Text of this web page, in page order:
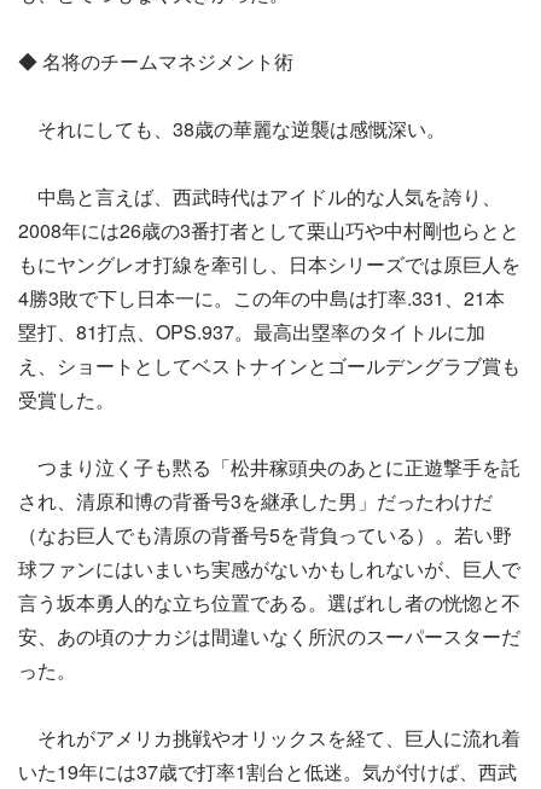
◆ 名将のチームマネジメント術
それにしても、38歳の華麗な逆襲は感慨深い。
中島と言えば、西武時代はアイドル的な人気を誇り、
2008年には26歳の3番打者として栗山巧や中村剛也らとと
もにヤングレオ打線を牽引し、日本シリーズでは原巨人を
4勝3敗で下し日本一に。この年の中島は打率.331、21本
塁打、81打点、OPS.937。最高出塁率のタイトルに加
え、ショートとしてベストナインとゴールデングラブ賞も
受賞した。
つまり泣く子も黙る「松井稼頭央のあとに正遊撃手を託
され、清原和博の背番号3を継承した男」だったわけだ
（なお巨人でも清原の背番号5を背負っている）。若い野
球ファンにはいまいち実感がないかもしれないが、巨人で
言う坂本勇人的な立ち位置である。選ばれし者の恍惚と不
安、あの頃のナカジは間違いなく所沢のスーパースターだ
った。
それがアメリカ挑戦やオリックスを経て、巨人に流れ着
いた19年には37歳で打率1割台と低迷。気が付けば、西武